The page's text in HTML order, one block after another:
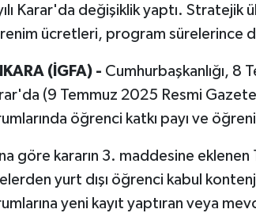
Karar'da değişiklik yaptı. Stratejik
ücretleri, program sürelerince
(İGFA) - Cumhurbaşkanlığı, 8
(9 Temmuz 2025 Resmi
öğrenci katkı payı ve
göre kararın 3. maddesine
yurt dışı öğrenci kabul
yeni kayıt yaptıran veya